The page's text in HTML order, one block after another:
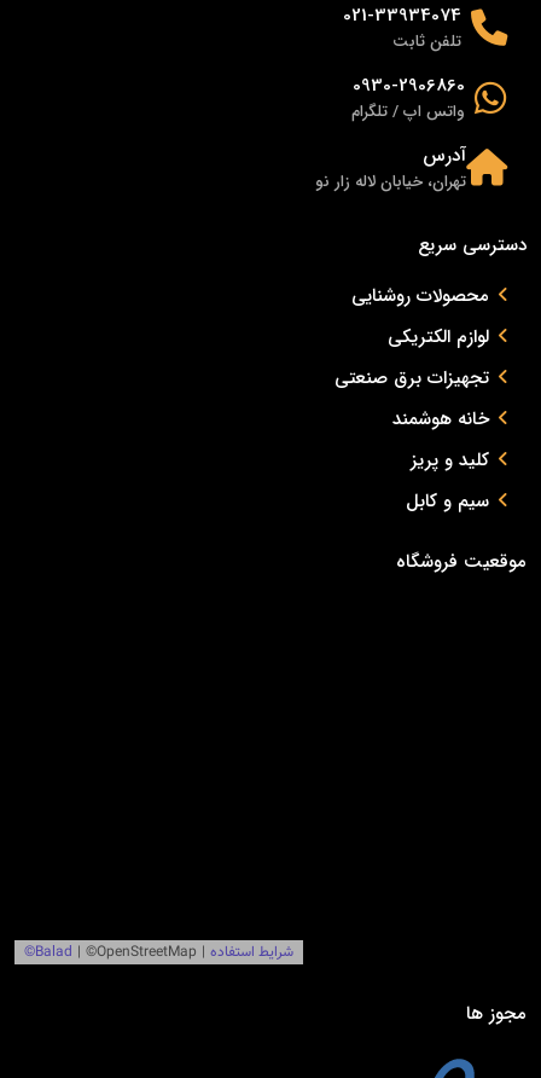
021-33934074
تلفن ثابت
0930-2906860
واتس اپ / تلگرام
آدرس
تهران، خیابان لاله زار نو
دسترسی سریع
محصولات روشنایی
لوازم الکتریکی
تجهیزات برق صنعتی
خانه هوشمند
کلید و پریز
سیم و کابل
موقعیت فروشگاه
مجوز ها